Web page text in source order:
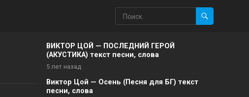
ВИКТОР ЦОЙ — ПОСЛЕДНИЙ ГЕРОЙ
(АКУСТИКА) текст песни, слова
5 лет назад
Виктор Цой — Осень (Песня для БГ) текст
песни, слова